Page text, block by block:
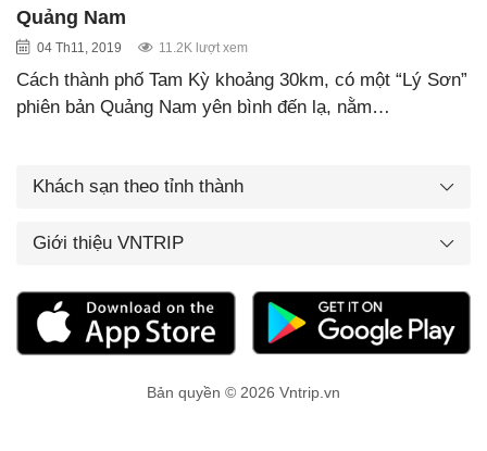
Quảng Nam
04 Th11, 2019 11.2K lượt xem
Cách thành phố Tam Kỳ khoảng 30km, có một “Lý Sơn”
phiên bản Quảng Nam yên bình đến lạ, nằm…
Khách sạn theo tỉnh thành
Giới thiệu VNTRIP
Bản quyền © 2026 Vntrip.vn